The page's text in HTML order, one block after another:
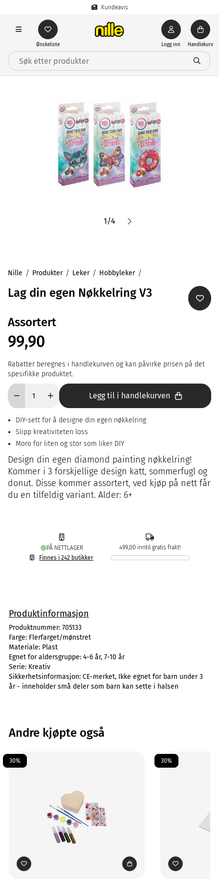
Kundeavis
Ønskeliste Logg inn Handlekurv
1/4
Nille Produkter Leker Hobbyleker
Lag din egen Nøkkelring V3
Assortert
99,90
Rabatter beregnes i handlekurven og kan påvirke prisen på det
spesifikke produktet.
Legg til i handlekurven
DIY-sett for å designe din egen nøkkelring
Slipp kreativiteten loss
Moro for liten og stor som liker DIY
Design din egen diamond painting nøkkelring!
Kommer i 3 forskjellige design katt, sommerfugl og
donut. Disse kommer assortert, ved kjøp på nett får
du en tilfeldig variant. Alder: 6+
PÅ NETTLAGER
Finnes i 242 butikker
499,00 inntil gratis frakt!
Produktinformasjon
Produktnummer: 705133
Farge: Flerfarget/mønstret
Materiale: Plast
Egnet for aldersgruppe: 4-6 år, 7-10 år
Serie: Kreativ
Sikkerhetsinformasjon: CE-merket, Ikke egnet for barn under 3
år - inneholder små deler som barn kan sette i halsen
Andre kjøpte også
30% 30%